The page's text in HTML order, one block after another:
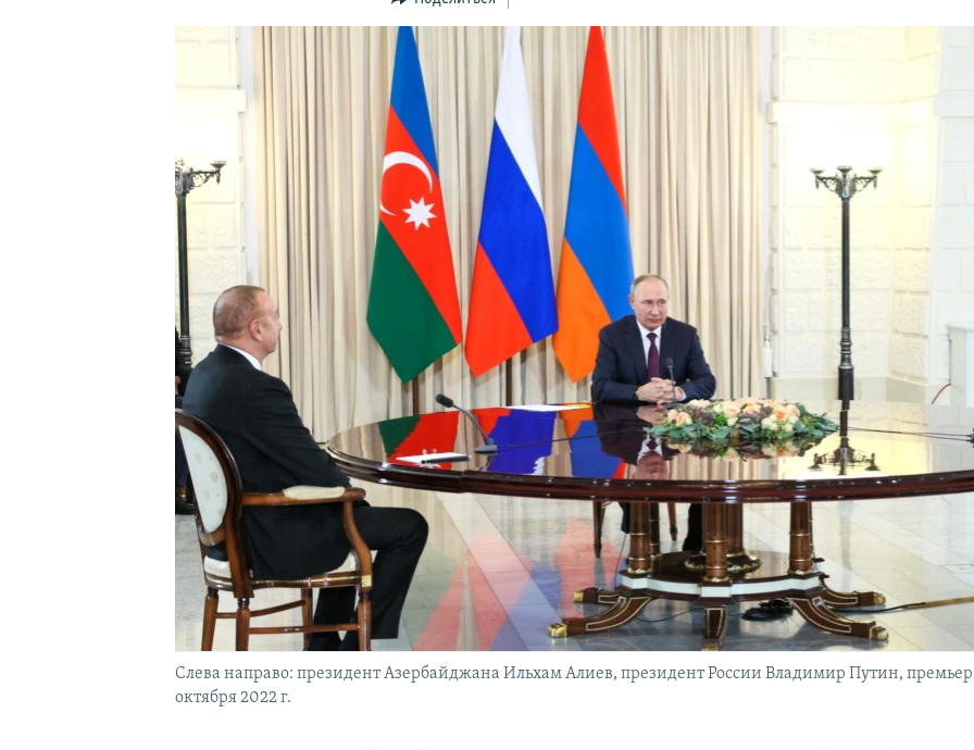
Слева направо: президент Азербайджана Ильхам Алиев, президент России Владимир Путин,
октября 2022 г.